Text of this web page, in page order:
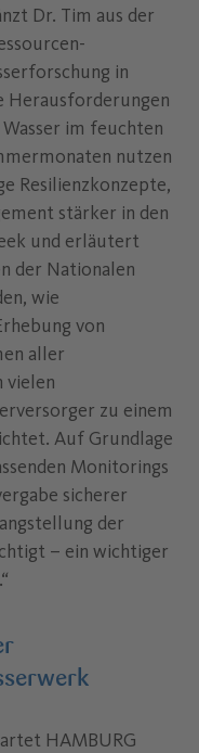
Dr. Tim aus der
in
Herausforderungen
im feuchten
nutzen
Resilienzkonzepte,
stärker in den
und erläutert
der Nationalen
wie
von
aller
vielen
zu einem
Auf Grundlage
Monitorings
sicherer
der
– ein wichtiger
HAMBURG